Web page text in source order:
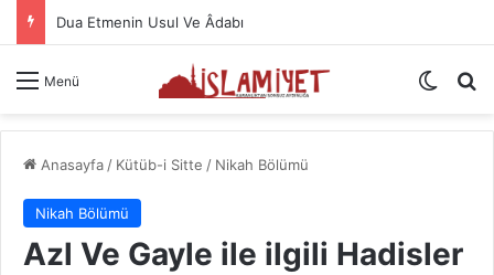
Namazın Önemi Ve Fazileti
Menü Dış
Anasayfa/ Kütüb-i Sitte / Nikah Bölümü
Nikah Bölümü
Azl Ve Gayle ile ilgili Hadisler